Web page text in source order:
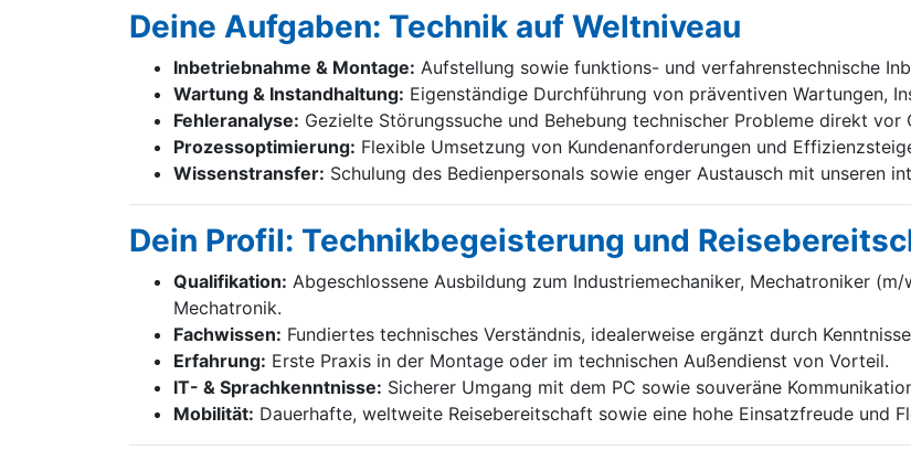
Deine Aufgaben: Technik auf Weltniveau
Inbetriebnahme & Montage: Aufstellung sowie funktions- und verfahrenstechnische
Wartung & Instandhaltung: Eigenständige Durchführung von präventiven Wartungen,
Fehleranalyse: Gezielte Störungssuche und Behebung technischer Probleme direkt vor
Prozessoptimierung: Flexible Umsetzung von Kundenanforderungen und
Wissenstransfer: Schulung des Bedienpersonals sowie enger Austausch mit unseren
Dein Profil: Technikbegeisterung und
Qualifikation: Abgeschlossene Ausbildung zum Industriemechaniker, Mechatroniker
Mechatronik.
Fachwissen: Fundiertes technisches Verständnis, idealerweise ergänzt durch
Erfahrung: Erste Praxis in der Montage oder im technischen Außendienst von Vorteil.
IT- & Sprachkenntnisse: Sicherer Umgang mit dem PC sowie souveräne
Mobilität: Dauerhafte, weltweite Reisebereitschaft sowie eine hohe Einsatzfreude und